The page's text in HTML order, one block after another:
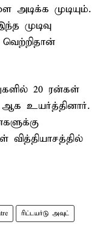
அடிக்க முடியும்.
முடிவு
20 ரன்கள்
உயர்த்தினார்.
வித்தியாசத்தில்
ரிட்டயர்டு அவுட்